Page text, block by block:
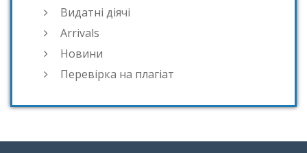
Видатні діячі
Arrivals
Новини
Перевірка на плагіат